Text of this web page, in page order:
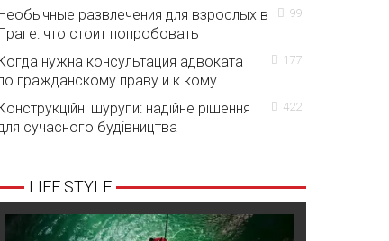
развлечения для взрослых в
что стоит попробовать
99
нужна консультация адвоката
гражданскому праву и к кому ...
177
шурупи: надійне рішення
сучасного будівництва
422
LIFE STYLE